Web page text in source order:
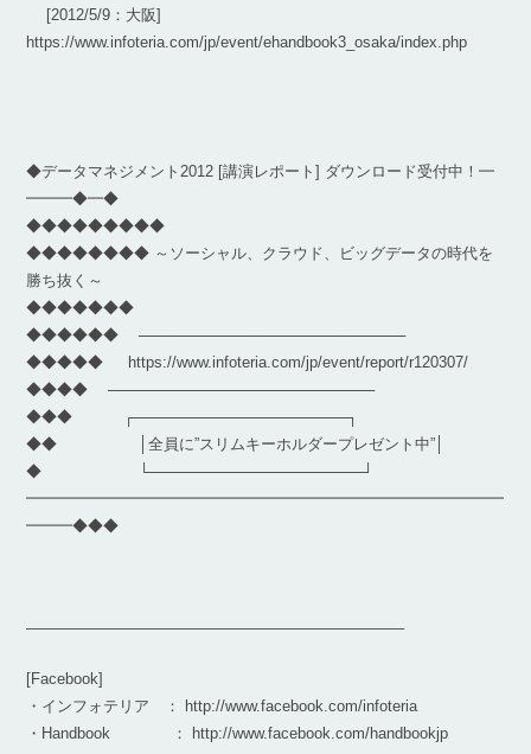
[2012/5/9：大阪]
https://www.infoteria.com/jp/event/ehandbook3_osaka/index.php
◆データマネジメント2012 [講演レポート] ダウンロード受付中！━
━━━◆━◆
◆◆◆◆◆◆◆◆◆
◆◆◆◆◆◆◆◆ ～ソーシャル、クラウド、ビッグデータの時代を
勝ち抜く～
◆◆◆◆◆◆◆
◆◆◆◆◆◆ ─────────────────────────
◆◆◆◆◆ https://www.infoteria.com/jp/event/report/r120307/
◆◆◆◆ ─────────────────────────
◆◆◆ ┌────────────────────┐
◆◆ │全員に”スリムキーホルダープレゼント中”│
◆ └────────────────────┘
━━━━━━━━━━━━━━━━━━━━━━━━━━━━━━━
━━━◆◆◆
————————————————————————–
[Facebook]
・インフォテリア ： http://www.facebook.com/infoteria
・Handbook ： http://www.facebook.com/handbookjp